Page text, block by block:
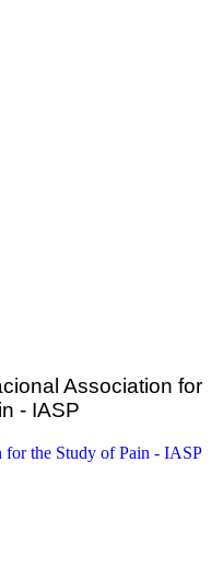
Association for
- IASP